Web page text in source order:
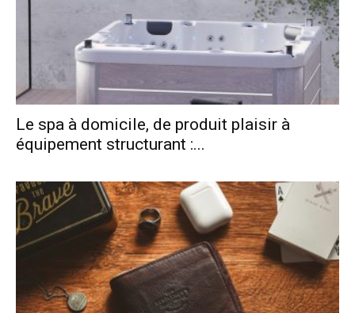
Le spa à domicile, de produit plaisir à
équipement structurant :...